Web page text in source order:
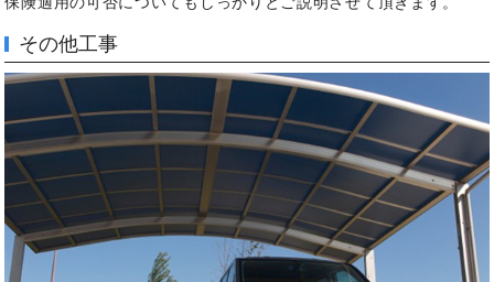
その他工事